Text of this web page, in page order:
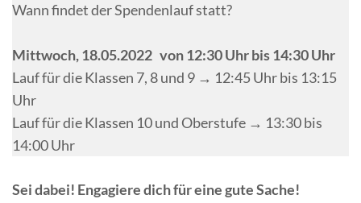
Wann findet der Spendenlauf statt?
Mittwoch, 18.05.2022 von 12:30 Uhr bis 14:30 Uhr
Lauf für die Klassen 7, 8 und 9 → 12:45 Uhr bis 13:15
Uhr
Lauf für die Klassen 10 und Oberstufe → 13:30 bis
14:00 Uhr
Sei dabei! Engagiere dich für eine gute Sache!